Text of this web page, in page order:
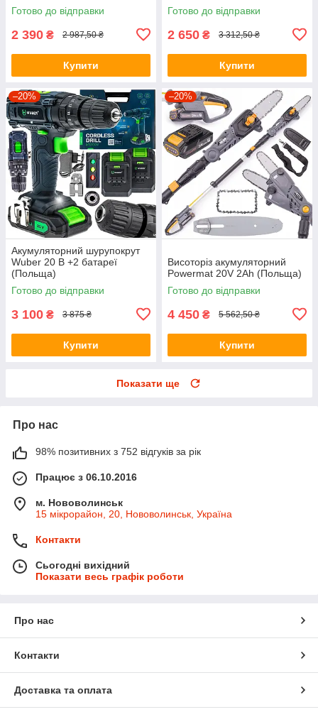
Готово до відправки
2 390 ₴ 2 987,50 ₴
Купити
Готово до відправки
2 650 ₴ 3 312,50 ₴
Купити
–20%
Акумуляторний шурупокрут
Wuber 20 В +2 батареї
(Польща)
Готово до відправки
3 100 ₴ 3 875 ₴
Купити
–20%
Висоторіз акумуляторний
Powermat 20V 2Ah (Польща)
Готово до відправки
4 450 ₴ 5 562,50 ₴
Купити
Показати ще
Про нас
98% позитивних з 752 відгуків за рік
Працює з 06.10.2016
м. Нововолинськ
15 мікрорайон, 20, Нововолинськ, Україна
Контакти
Сьогодні вихідний
Показати весь графік роботи
Про нас
Контакти
Доставка та оплата